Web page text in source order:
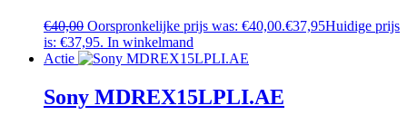
€40,00 Oorspronkelijke prijs was: €40,00.€37,95Huidige prijs
is: €37,95. In winkelmand
Actie
Sony MDREX15LPLI.AE